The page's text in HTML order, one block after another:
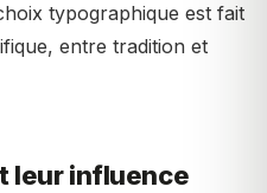
typographique est fait
entre tradition et
leur influence